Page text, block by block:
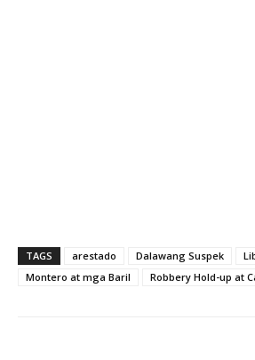
TAGS arestado Dalawang Suspek
Montero at mga Baril
Robbery Hold-up at